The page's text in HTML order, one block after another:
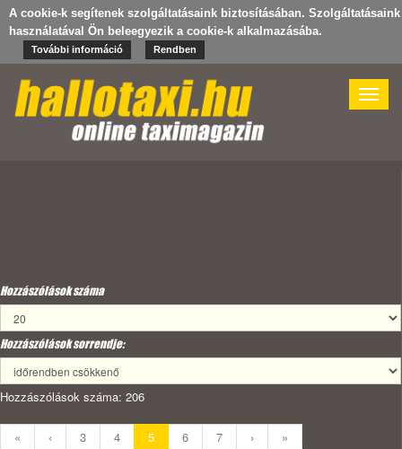
A cookie-k segítenek szolgáltatásaink biztosításában. Szolgáltatásaink
használatával Ön beleegyezik a cookie-k alkalmazásába.
További információ Rendben
Toggle
Hozzászólások száma
Hozzászólások sorrendje:
Hozzászólások száma: 206
« ‹ 3 4 5 6 7 › »